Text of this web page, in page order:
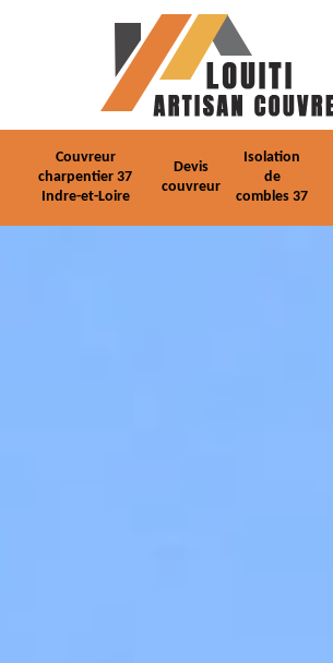
Couvreur
charpentier 37
Indre-et-Loire
Devis
couvreur
Isolation
de
combles 37